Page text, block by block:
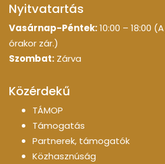
Nyitvatartás
Vasárnap-Péntek:10:00 – 18:00
órakor zár.)
Szombat: Zárva
Közérdekű
TÁMOP
Támogatás
Partnerek, támogatók
Közhasznúság